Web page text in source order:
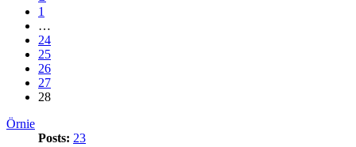
1
…
24
25
26
27
28
Örnie
Posts: 23